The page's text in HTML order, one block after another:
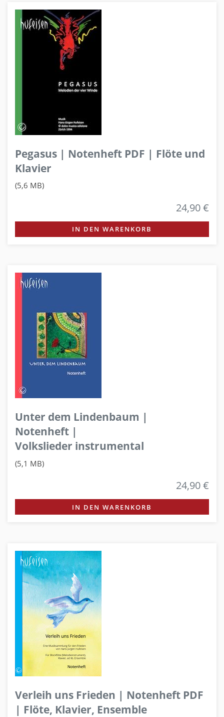
Pegasus | Notenheft PDF | Flöte und
Klavier
(5,6 MB)
24,90 €
IN DEN WARENKORB
Unter dem Lindenbaum |
Notenheft |
Volkslieder instrumental
(5,1 MB)
24,90 €
IN DEN WARENKORB
Verleih uns Frieden | Notenheft PDF
| Flöte, Klavier, Ensemble